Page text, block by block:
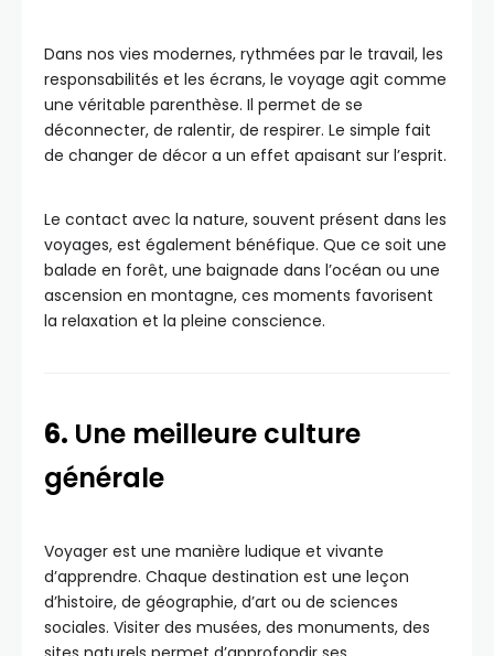
Dans nos vies modernes, rythmées par le travail, les
responsabilités et les écrans, le voyage agit comme
une véritable parenthèse. Il permet de se
déconnecter, de ralentir, de respirer. Le simple fait
de changer de décor a un effet apaisant sur l’esprit.
Le contact avec la nature, souvent présent dans les
voyages, est également bénéfique. Que ce soit une
balade en forêt, une baignade dans l’océan ou une
ascension en montagne, ces moments favorisent
la relaxation et la pleine conscience.
6. Une meilleure culture
générale
Voyager est une manière ludique et vivante
d’apprendre. Chaque destination est une leçon
d’histoire, de géographie, d’art ou de sciences
sociales. Visiter des musées, des monuments, des